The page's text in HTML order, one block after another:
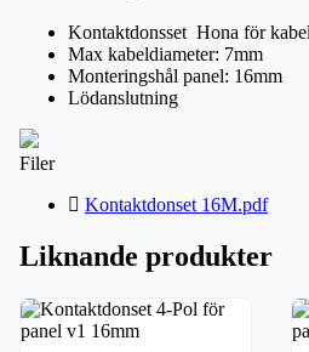
Kontaktdonsset Hona för
Max kabeldiameter: 7mm
Monteringshål panel: 16mm
Lödanslutning
Filer
Kontaktdonset 16M.pdf
Liknande produkter